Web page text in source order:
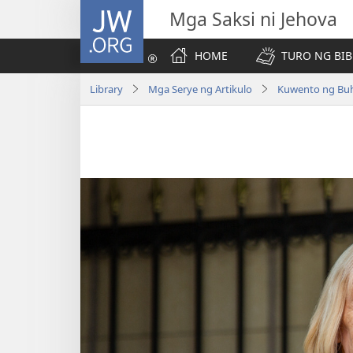
JW.ORG Mga Saksi ni Jehova
HOME
TURO NG
Library Mga Serye ng Artikulo Kuwento ng